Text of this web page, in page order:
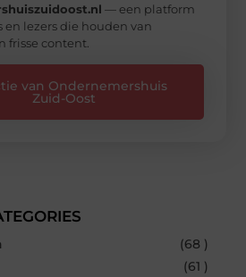
— een platform
en lezers die houden van
frisse content.
van Ondernemershuis
Zuid-Oost
(68 )
(61 )